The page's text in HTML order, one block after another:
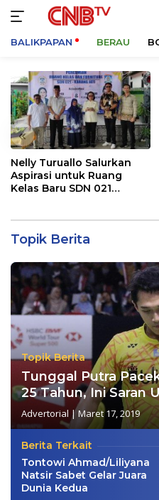
konten
BALIKPAPAN BERAU
«
Nelly Turuallo Salurkan
Aspirasi untuk Ruang
Kelas Baru SDN 021
Topik Berita
Topik Berita
Tunggal Putra
25 Tahun, Ini Saran
Advertorial |Maret 17, 2019
Berita Terkait
Tontowi Ahmad/Liliyana
Natsir Sabet Gelar Juara
Dunia Kedua